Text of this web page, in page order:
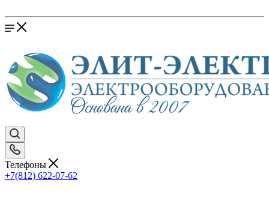
Телефоны
+7(812) 622-07-62